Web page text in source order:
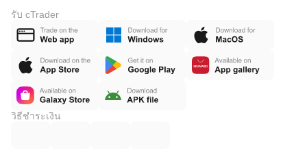
รับ cTrader
วิธีชำระเงิน